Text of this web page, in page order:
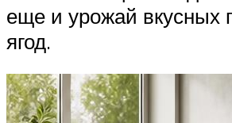
еще и урожай вкусных
ягод.